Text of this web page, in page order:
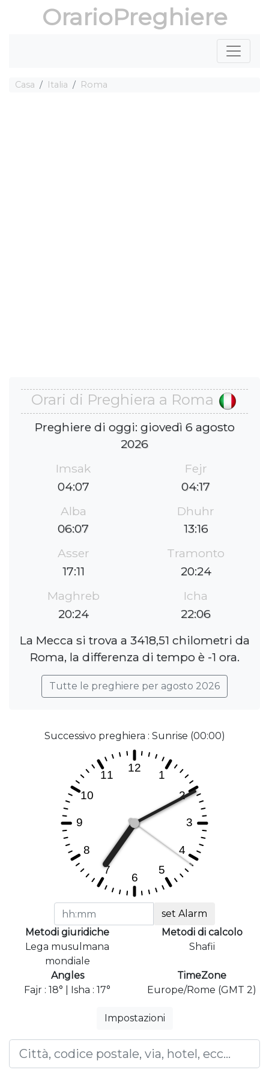
OrarioPreghiere
Casa Italia Roma
Orari di Preghiera a Roma
Preghiere di oggi: giovedì 6 agosto
2026
Imsak
04:07
Fejr
04:17
Alba
06:07
Dhuhr
13:16
Asser
17:11
Tramonto
20:24
Maghreb
20:24
Icha
22:06
La Mecca si trova a 3418,51 chilometri da
Roma, la differenza di tempo è -1 ora.
Tutte le preghiere per agosto 2026
Successivo preghiera : Sunrise (00:00)
set Alarm
Metodi giuridiche
Lega musulmana
mondiale
Metodi di calcolo
Shafii
Angles
Fajr : 18° | Isha : 17°
TimeZone
Europe/Rome (GMT 2)
Impostazioni